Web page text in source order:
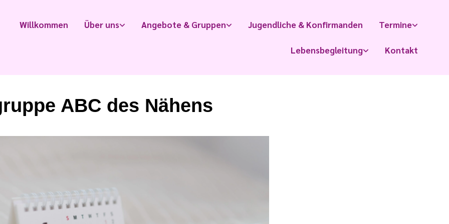
Willkommen Über uns Angebote & Gruppen Jugendliche & Konfirmanden Termine
Lebensbegleitung Kontakt
ABC des Nähens